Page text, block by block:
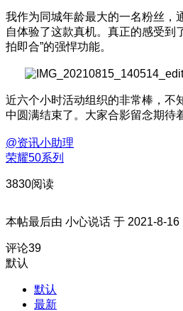
我作为同城年龄最大的一名粉丝，
自体验了这款真机。真正的感受到
拍即合”的强悍功能。
近六个小时活动组织的非常棒，不
中圆满结束了。大家合影留念期待
@资讯小助理
荣耀50系列
3830阅读
本帖最后由 小心说话 于 2021-8-16
评论39
默认
默认
最新